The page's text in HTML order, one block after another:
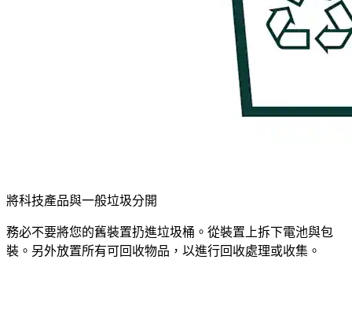
將科技產品與一般垃圾分開
務必不要將您的舊裝置扔進垃圾桶。從裝置上拆下電池與包
裝。另外放置所有可回收物品，以進行回收處理或收集。